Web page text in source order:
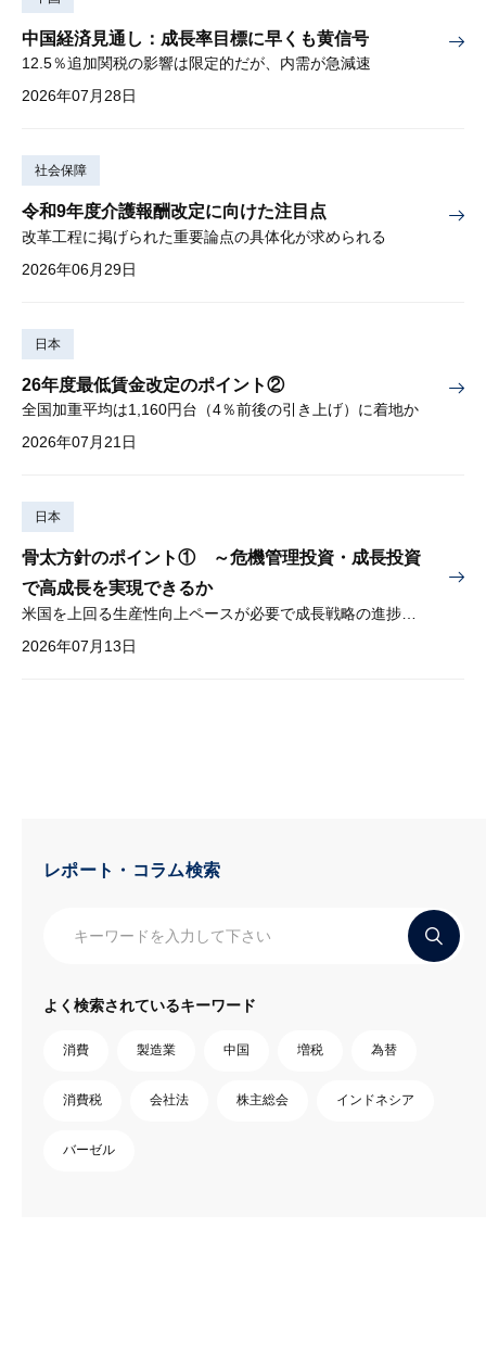
中国経済見通し：成長率目標に早くも黄信号
12.5％追加関税の影響は限定的だが、内需が急減速
2026年07月28日
社会保障
令和9年度介護報酬改定に向けた注目点
改革工程に掲げられた重要論点の具体化が求められる
2026年06月29日
日本
26年度最低賃金改定のポイント②
全国加重平均は1,160円台（4％前後の引き上げ）に着地か
2026年07月21日
日本
骨太方針のポイント① ～危機管理投資・成長投資
で高成長を実現できるか
2026年07月13日
レポート・コラム検索
よく検索されているキーワード
消費 製造業 中国 増税 為替
消費税 会社法 株主総会 インドネシア
バーゼル